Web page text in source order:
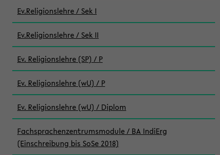
Ev.Religionslehre / Sek I
Ev.Religionslehre / Sek II
Ev. Religionslehre (SP) / P
Ev. Religionslehre (wU) / P
Ev. Religionslehre (wU) / Diplom
Fachsprachenzentrumsmodule / BA IndiErg
(Einschreibung bis SoSe 2018)